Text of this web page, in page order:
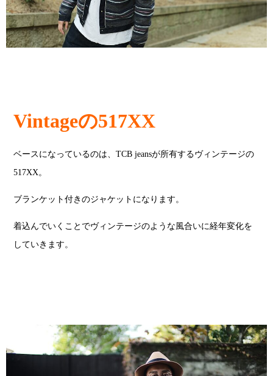
Vintageの517XX
ベースになっているのは、TCB jeansが所有するヴィンテージの
517XX。
ブランケット付きのジャケットになります。
着込んでいくことでヴィンテージのような風合いに経年変化を
していきます。